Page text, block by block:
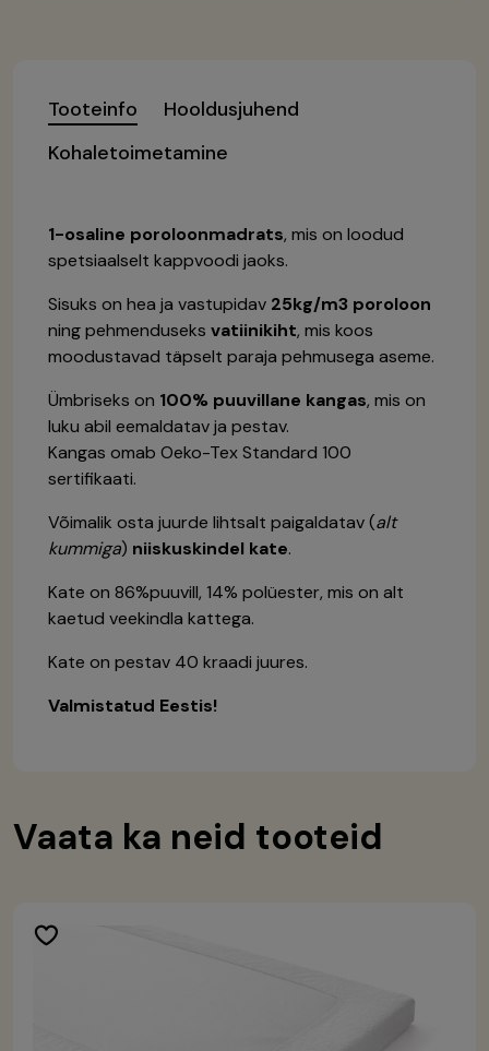
Tooteinfo
Hooldusjuhend
Kohaletoimetamine
1-osaline poroloonmadrats, mis on loodud
spetsiaalselt kappvoodi jaoks.
Sisuks on hea ja vastupidav 25kg/m3 poroloon
ning pehmenduseks vatiinikiht, mis koos
moodustavad täpselt paraja pehmusega aseme.
Ümbriseks on 100% puuvillane kangas, mis on
luku abil eemaldatav ja pestav.
Kangas omab Oeko-Tex Standard 100
sertifikaati.
Võimalik osta juurde lihtsalt paigaldatav (alt
kummiga) niiskuskindel kate.
Kate on 86%puuvill, 14% polüester, mis on alt
kaetud veekindla kattega.
Kate on pestav 40 kraadi juures.
Valmistatud Eestis!
Vaata ka neid tooteid